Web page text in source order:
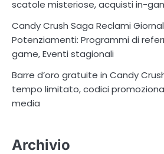
scatole misteriose, acquisti in-
Candy Crush Saga Reclami
Potenziamenti: Programmi di
game, Eventi stagionali
Barre d’oro gratuite in Candy
tempo limitato, codici
media
Archivio